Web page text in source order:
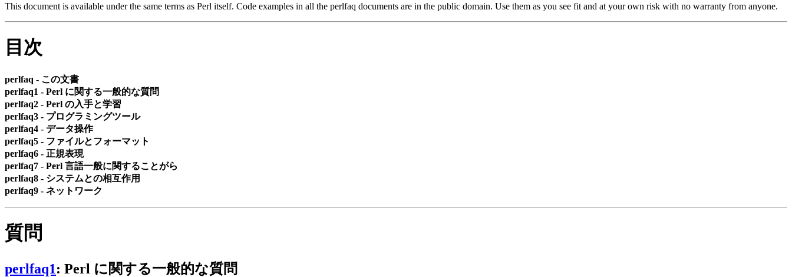
This document is available under the same terms as Perl itself. Code examples in all the perlfaq documents are in the public domain. Use them as you see fit and at your own risk with no warranty from anyone.
目次
perlfaq - この文書
perlfaq1 - Perl に関する一般的な質問
perlfaq2 - Perl の入手と学習
perlfaq3 - プログラミングツール
perlfaq4 - データ操作
perlfaq5 - ファイルとフォーマット
perlfaq6 - 正規表現
perlfaq7 - Perl 言語一般に関することがら
perlfaq8 - システムとの相互作用
perlfaq9 - ネットワーク
質問
perlfaq1: Perl に関する一般的な質問